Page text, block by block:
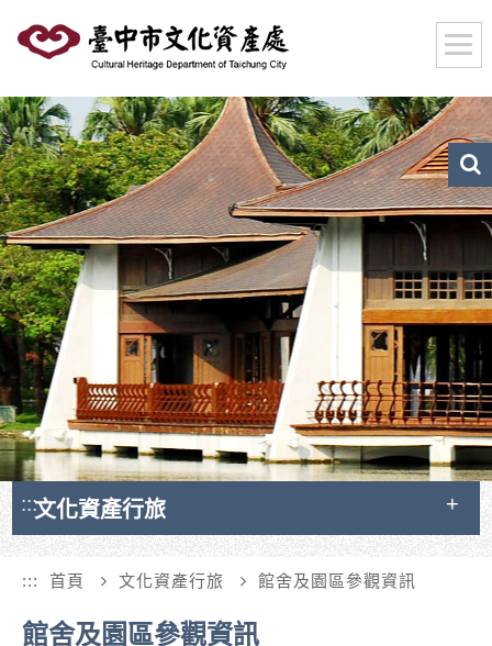
要
內
容
區
塊
:::文化資產行旅
::: 首頁 文化資產行旅 館舍及園區參觀資訊
館舍及園區參觀資訊
文
化
資
搜
尋